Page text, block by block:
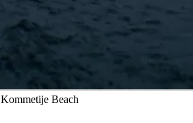
Kommetije Beach